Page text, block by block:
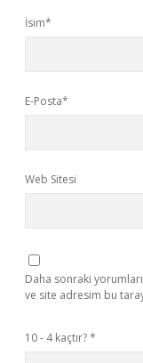
İsim*
E-Posta*
Web Sitesi
Daha sonraki
ve site adresim bu
10 - 4 kaçtır?*